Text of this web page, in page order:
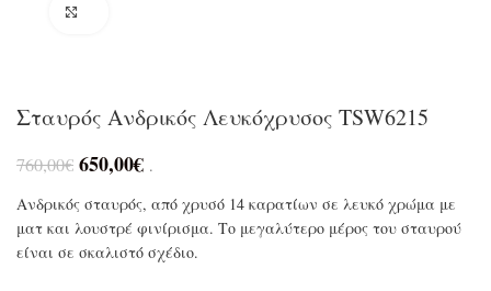
Σταυρός Ανδρικός Λευκόχρυσος TSW6215
760,00€ 650,00€ .
Ανδρικός σταυρός, από χρυσό 14 καρατίων σε λευκό χρώμα με
ματ και λουστρέ φινίρισμα. Το μεγαλύτερο μέρος του σταυρού
είναι σε σκαλιστό σχέδιο.